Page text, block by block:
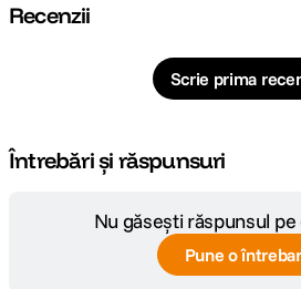
Fullframe: 180°4/3:
Diafragma
minima: f/22
Recenzii
Scrie prima
Întrebări și răspunsuri
Nu găsești răspunsul pe
Pune o